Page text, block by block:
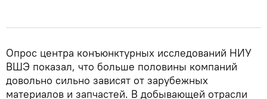
Опрос центра конъюнктурных исследований НИУ
ВШЭ показал, что больше половины компаний
довольно сильно зависят от зарубежных
материалов и запчастей. В добывающей отрасли